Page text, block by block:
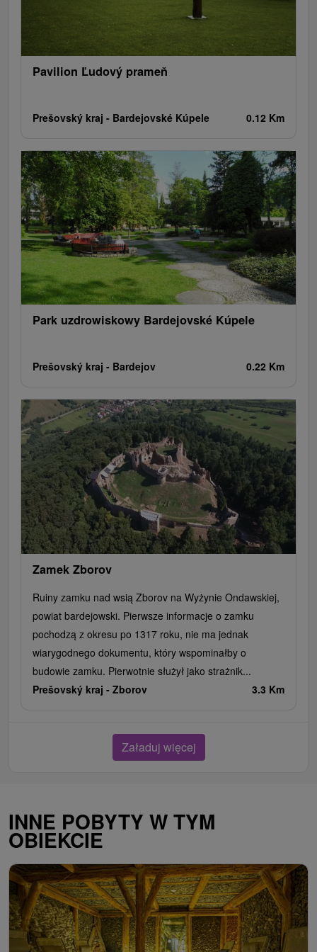
Amfiteatry i kina w przyrodzie
Tory gokartowe
Szlaki winne
Pavilion Ľudový prameň
Prešovský kraj - Bardejovské Kúpele 0.12 Km
Park uzdrowiskowy Bardejovské Kúpele
Prešovský kraj - Bardejov 0.22 Km
Zamek Zborov
Ruiny zamku nad wsią Zborov na Wyżynie Ondawskiej,
powiat bardejowski. Pierwsze informacje o zamku
pochodzą z okresu po 1317 roku, nie ma jednak
wiarygodnego dokumentu, który wspominałby o
budowie zamku. Pierwotnie służył jako strażnik...
Prešovský kraj - Zborov 3.3 Km
Załaduj więcej
INNE POBYTY W TYM
OBIEKCIE